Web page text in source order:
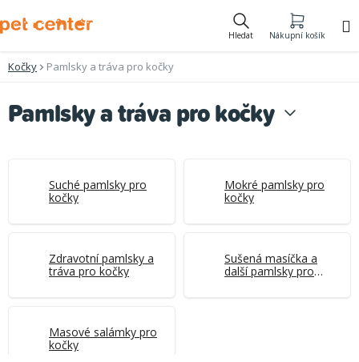
na
Hledat Nákupní košík
Kočky Pamlsky a tráva pro kočky
Pamlsky a tráva pro kočky
Suché pamlsky pro
kočky
Mokré pamlsky pro
kočky
Zdravotní pamlsky a
tráva pro kočky
Sušená masíčka a
další pamlsky pro
Masové salámky pro
kočky